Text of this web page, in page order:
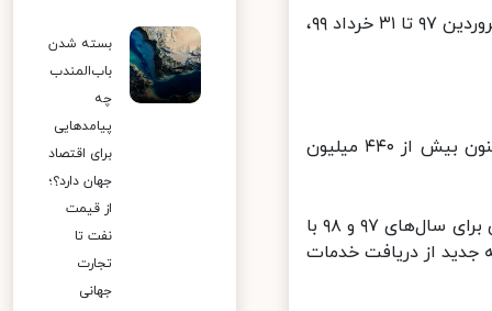
مدیر اداره صادرات بانک مرکزی تصریح کرد: دو هزار و ۳۸۶ صادرکننده از ۲۲ فروردین ۹۷ تا ۳۱ خرداد ۹۹،
کریمی افزود: از ۲۵۰ متخلف ارزی‌ای که به قوه قضائیه معرفی شده اند تاکنون بیش از ۴۴۰ میلیون
وی متذکر شد: براساس مصوبه کمیته ماده ۲ شورای عالی هماهنگی اقتصادی برای سال‌های ۹۷ و ۹۸ با
جدید از دریافت خدمات
بسته شدن
باب‌المندب
چه
پیامدهایی
برای اقتصاد
جهان دارد؟؛
از قیمت
نفت تا
تجارت
جهانی